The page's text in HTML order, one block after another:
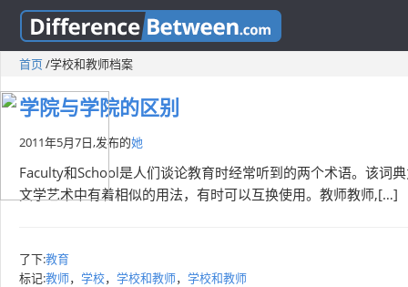
首页/学校和教师档案
学院与学院的区别
2011年5月7日,发布的她
Faculty和School是人们谈论教育时经常听到的两个术语。该词
文学艺术中有着相似的用法，有时可以互换使用。教师教师,[…]
了下:教育
标记:教师， 学校， 学校和教师， 学校和教师